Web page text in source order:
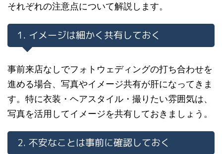
それぞれの注意点について解説します。
1. イメージは細かく共有しておく
事前来店なしでフォトウェディングの打ち合わせを
進める場合、写真やイメージ共有が肝になってきま
す。特に衣装・ヘアスタイル・撮りたい雰囲気は、
写真を活用してイメージを共有しておきましょう。
2. 不安なことは事前に確認しておく